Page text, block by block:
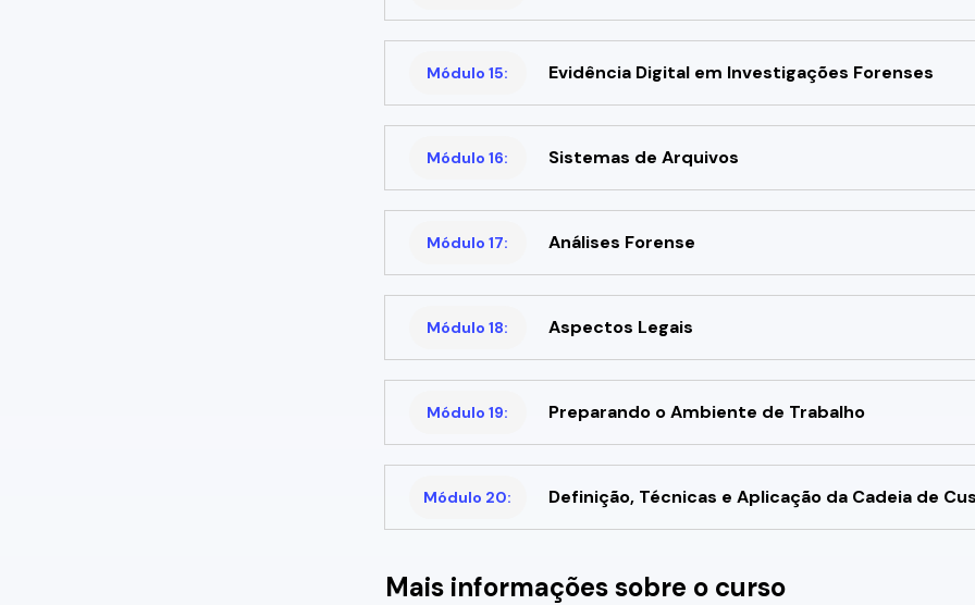
Módulo 15: Evidência Digital em Investigações Forenses
Módulo 16: Sistemas de Arquivos
Módulo 17: Análises Forense
Módulo 18: Aspectos Legais
Módulo 19: Preparando o Ambiente de Trabalho
Módulo 20: Definição, Técnicas e Aplicação da Cadeia de
Mais informações sobre o curso